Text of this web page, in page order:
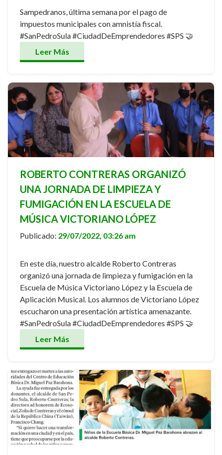
Sampedranos, última semana por el pago de
impuestos municipales con amnistía fiscal.
#SanPedroSula #CiudadDeEmprendedores #SPS 🤝
Leer Más
ROBERTO CONTRERAS ORGANIZÓ
UNA JORNADA DE LIMPIEZA Y
FUMIGACIÓN EN LA ESCUELA DE
MÚSICA VICTORIANO LÓPEZ
Publicado: 29/07/2022, 03:26 am
En este día, nuestro alcalde Roberto Contreras
organizó una jornada de limpieza y fumigación en la
Escuela de Música Victoriano López y la Escuela de
Aplicación Musical. Los alumnos de Victoriano López
escucharon una presentación artística amenazante.
#SanPedroSula #CiudadDeEmprendedores #SPS 🤝
Leer Más